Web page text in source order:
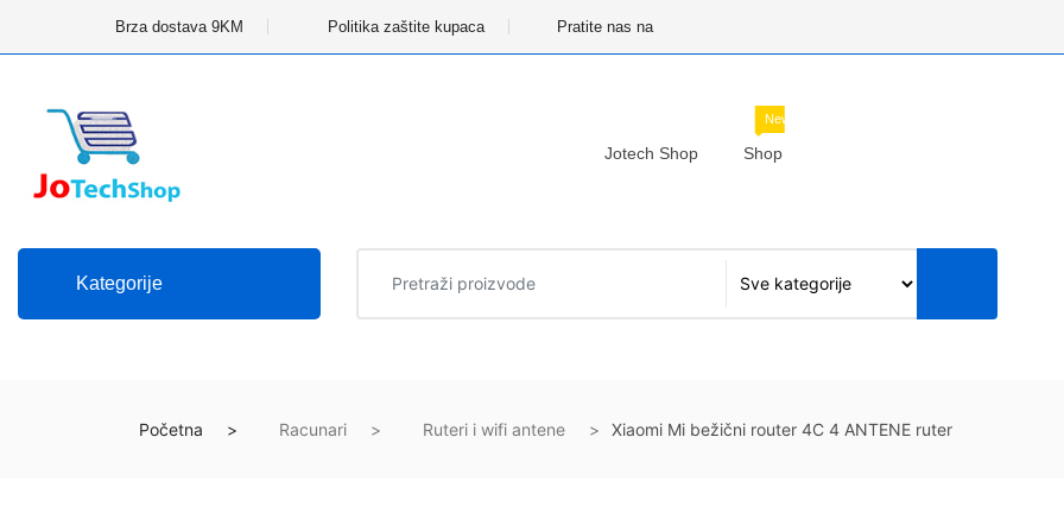
Brza dostava 9KM Politika zaštite kupaca Pratite nas na
Jotech Shop
New
Shop
Kategorije
Početna Racunari Ruteri i wifi antene Xiaomi Mi bežični router 4C 4 ANTENE ruter